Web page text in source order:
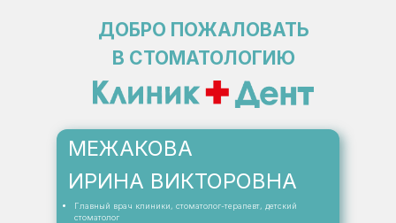
ДОБРО ПОЖАЛОВАТЬ
В СТОМАТОЛОГИЮ
МЕЖАКОВА
ИРИНА ВИКТОРОВНА
Главный врач клиники, стоматолог-терапевт, детский
стоматолог